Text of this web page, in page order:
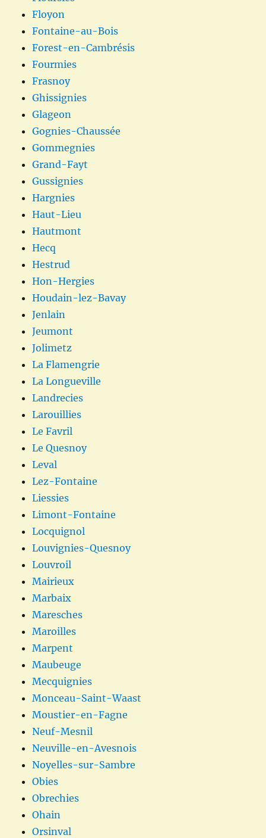
Floyon
Fontaine-au-Bois
Forest-en-Cambrésis
Fourmies
Frasnoy
Ghissignies
Glageon
Gognies-Chaussée
Gommegnies
Grand-Fayt
Gussignies
Hargnies
Haut-Lieu
Hautmont
Hecq
Hestrud
Hon-Hergies
Houdain-lez-Bavay
Jenlain
Jeumont
Jolimetz
La Flamengrie
La Longueville
Landrecies
Larouillies
Le Favril
Le Quesnoy
Leval
Lez-Fontaine
Liessies
Limont-Fontaine
Locquignol
Louvignies-Quesnoy
Louvroil
Mairieux
Marbaix
Maresches
Maroilles
Marpent
Maubeuge
Mecquignies
Monceau-Saint-Waast
Moustier-en-Fagne
Neuf-Mesnil
Neuville-en-Avesnois
Noyelles-sur-Sambre
Obies
Obrechies
Ohain
Orsinval